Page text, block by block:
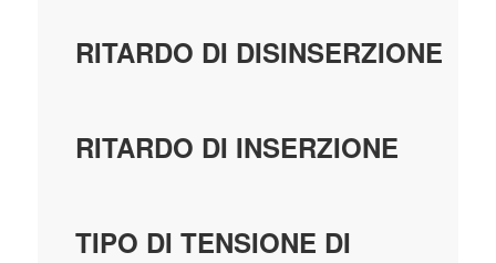
RITARDO DI DISINSERZIONE
RITARDO DI INSERZIONE
TIPO DI TENSIONE DI